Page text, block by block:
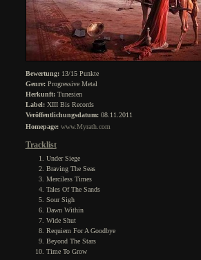
Bewertung:13/15 Punkte
Genre:Progressive Metal
Herkunft:Tunesien
Label:XIII Bis Records
Veröffentlichungsdatum:08.11.2011
Homepage: www.Myrath.com
Tracklist
Under Siege
Braving The Seas
Merciless Times
Tales Of The Sands
Sour Sigh
Dawn Within
Wide Shut
Requiem For A Goodbye
Beyond The Stars
Time To Grow